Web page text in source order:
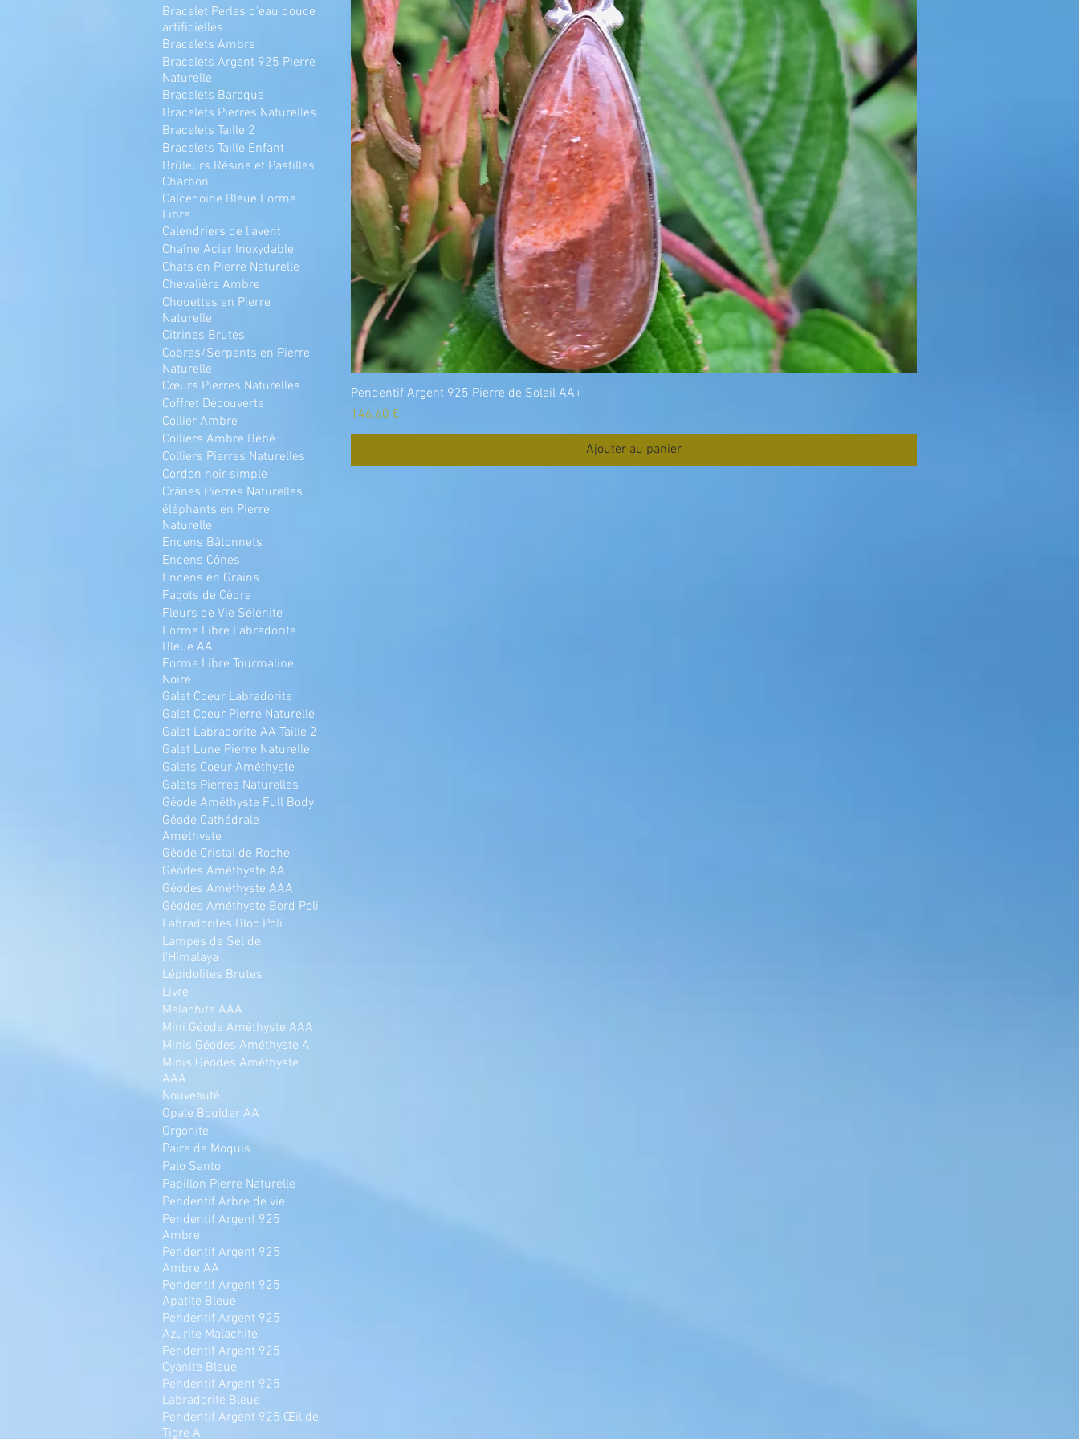
Bracelet Perles d'eau douce
artificielles
Bracelets Ambre
Bracelets Argent 925 Pierre
Naturelle
Bracelets Baroque
Bracelets Pierres Naturelles
Bracelets Taille 2
Bracelets Taille Enfant
Brûleurs Résine et Pastilles
Charbon
Calcédoine Bleue Forme
Libre
Calendriers de l'avent
Chaîne Acier Inoxydable
Chats en Pierre Naturelle
Chevalière Ambre
Chouettes en Pierre
Naturelle
Citrines Brutes
Cobras/Serpents en Pierre
Naturelle
Cœurs Pierres Naturelles
Coffret Découverte
Collier Ambre
Colliers Ambre Bébé
Colliers Pierres Naturelles
Cordon noir simple
Crânes Pierres Naturelles
éléphants en Pierre
Naturelle
Encens Bâtonnets
Encens Cônes
Encens en Grains
Fagots de Cèdre
Fleurs de Vie Sélénite
Forme Libre Labradorite
Bleue AA
Forme Libre Tourmaline
Noire
Galet Coeur Labradorite
Galet Coeur Pierre Naturelle
Galet Labradorite AA Taille 2
Galet Lune Pierre Naturelle
Galets Coeur Améthyste
Galets Pierres Naturelles
Géode Améthyste Full Body
Géode Cathédrale
Améthyste
Géode Cristal de Roche
Géodes Améthyste AA
Géodes Améthyste AAA
Géodes Améthyste Bord Poli
Labradorites Bloc Poli
Lampes de Sel de
l'Himalaya
Lépidolites Brutes
Livre
Malachite AAA
Mini Géode Améthyste AAA
Minis Géodes Améthyste A
Minis Géodes Améthyste
AAA
Nouveauté
Opale Boulder AA
Orgonite
Paire de Moquis
Palo Santo
Papillon Pierre Naturelle
Pendentif Arbre de vie
Pendentif Argent 925
Ambre
Pendentif Argent 925
Ambre AA
Pendentif Argent 925
Apatite Bleue
Pendentif Argent 925
Azurite Malachite
Pendentif Argent 925
Cyanite Bleue
Pendentif Argent 925
Labradorite Bleue
Pendentif Argent 925 Œil de
Tigre A
Pendentif Argent 925 Pierre de Soleil AA+
Prix
146,60 €
Ajouter au panier